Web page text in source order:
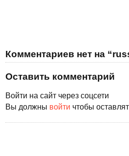
Комментариев нет на
Оставить комментарий
Войти на сайт через соцсети
Вы должны войти чтобы